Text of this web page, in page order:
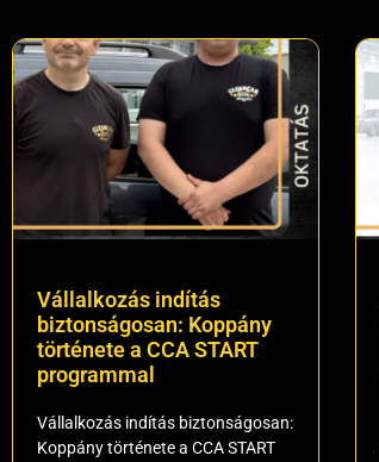
Vállalkozás indítás
biztonságosan: Koppány
története a CCA START
programmal
Vállalkozás indítás biztonságosan:
Koppány története a CCA START